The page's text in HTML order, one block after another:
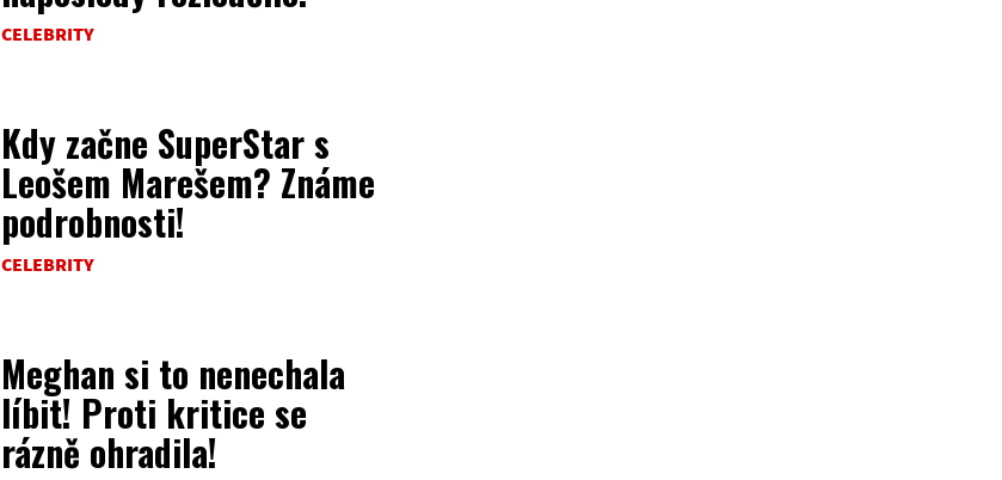
CELEBRITY
Kdy začne SuperStar s
Leošem Marešem? Známe
podrobnosti!
CELEBRITY
Meghan si to nenechala
líbit! Proti kritice se
rázně ohradila!